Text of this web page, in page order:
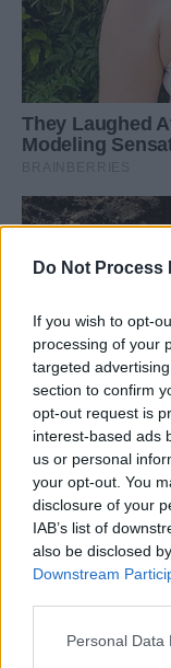
Do Not Process
If you wish to opt-
processing of your
targeted
section to confirm
opt-out request is
interest-based ads
us or personal
your opt-out. You
disclosure of your
IAB’s list of
also be disclosed
Downstream
Personal Data